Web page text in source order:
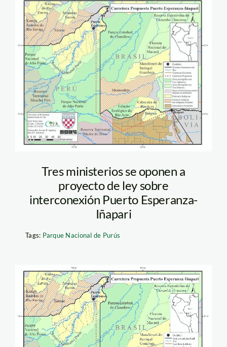
purus_carretera_mapa
Tres ministerios se oponen a
proyecto de ley sobre
interconexión Puerto Esperanza-
Iñapari
Tags: Parque Nacional de Purús
Vía Purús – Iñapari –